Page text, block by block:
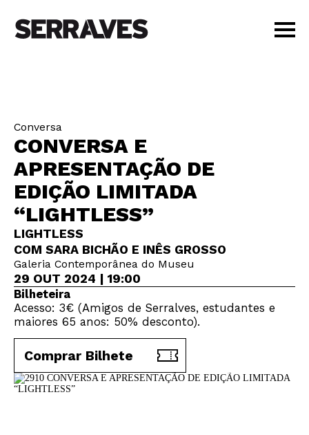
LOJA
PT | EN
BILHETES
AMIGOS
Conversa
CONVERSA E
APRESENTAÇÃO DE
EDIÇÃO LIMITADA
“LIGHTLESS”
LIGHTLESS
COM SARA BICHÃO E INÊS GROSSO
Galeria Contemporânea do Museu
29 OUT 2024 | 19:00
Bilheteira
Acesso: 3€ (Amigos de Serralves, estudantes e
maiores 65 anos: 50% desconto).
Comprar Bilhete